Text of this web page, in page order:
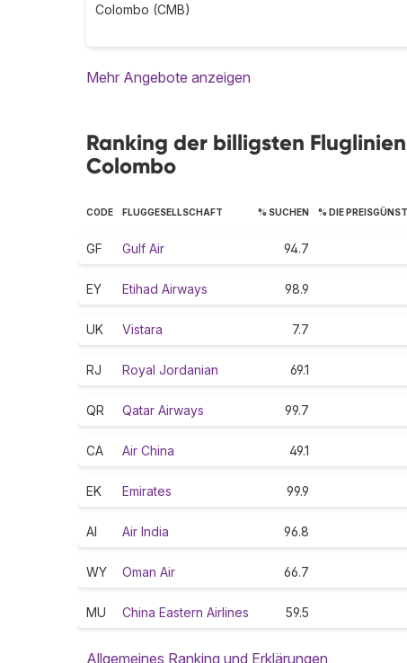
Colombo (CMB)
Mehr Angebote anzeigen
Ranking der billigsten
Colombo
CODE FLUGGESELLSCHAFT % SUCHEN % DIE
GF Gulf Air 94.7
EY Etihad Airways 98.9
UK Vistara 7.7
RJ Royal Jordanian 69.1
QR Qatar Airways 99.7
CA Air China 49.1
EK Emirates 99.9
AI Air India 96.8
WY Oman Air 66.7
MU China Eastern Airlines 59.5
Allgemeines Ranking und Erklärungen